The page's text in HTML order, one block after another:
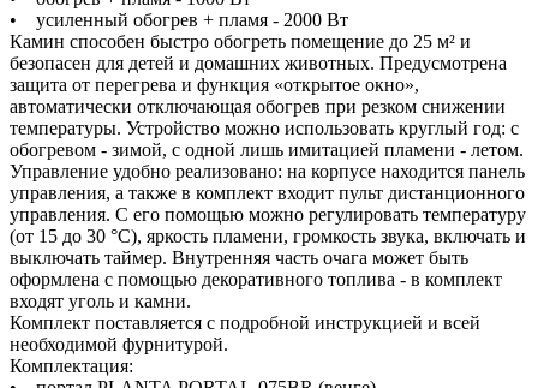
• усиленный обогрев + пламя - 2000 Вт
Камин способен быстро обогреть помещение до 25 м² и
безопасен для детей и домашних животных. Предусмотрена
защита от перегрева и функция «открытое окно»,
автоматически отключающая обогрев при резком снижении
температуры. Устройство можно использовать круглый год: с
обогревом - зимой, с одной лишь имитацией пламени - летом.
Управление удобно реализовано: на корпусе находится панель
управления, а также в комплект входит пульт дистанционного
управления. С его помощью можно регулировать температуру
(от 15 до 30 °C), яркость пламени, громкость звука, включать и
выключать таймер. Внутренняя часть очага может быть
оформлена с помощью декоративного топлива - в комплект
входят уголь и камни.
Комплект поставляется с подробной инструкцией и всей
необходимой фурнитурой.
Комплектация: